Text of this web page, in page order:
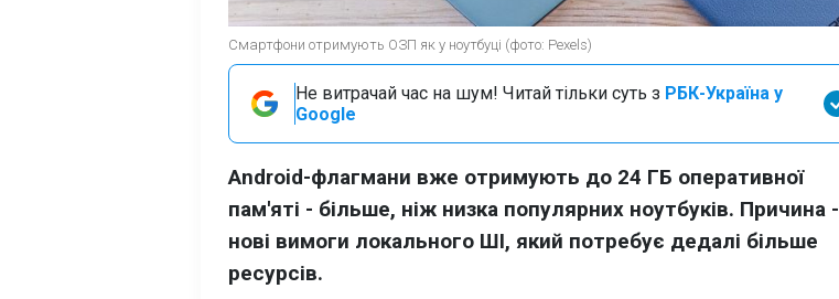
Смартфони отримують ОЗП як у ноутбуці (фото: Pexels)
Не витрачай час на шум! Читай тільки суть з РБК-Україна у
Google
Android-флагмани вже отримують до 24 ГБ оперативної
пам'яті - більше, ніж низка популярних ноутбуків. Причина -
нові вимоги локального ШІ, який потребує дедалі більше
ресурсів.